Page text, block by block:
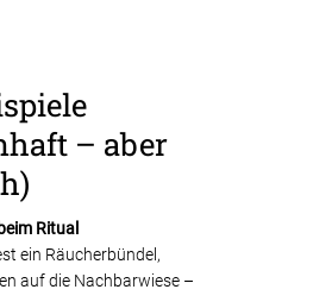
– aber
Ritual
ein Räucherbündel,
auf die Nachbarwiese –